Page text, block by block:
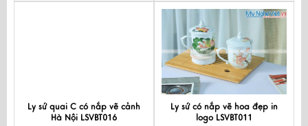
Ly sứ quai C có nắp vẽ cảnh
Hà Nội LSVBT016
Ly sứ có nắp vẽ hoa đẹp in
logo LSVBT011